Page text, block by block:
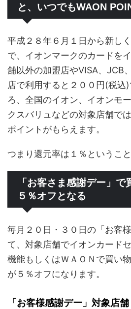
と、いつでもWAON
平成２８年６月１日から新し
で、イオンマークのカードを
舗以外の加盟店やVISA、JCB
店で利用すると２００円(税込
ろ、全国のイオン、イオンモ
クスバリュなどの対象店舗で
ポイントがもらえます。
つまり還元率は１％ということ
「お客さま感謝デー」で
５％オフとなる
毎月２０日・３０日の「お客
て、対象店舗でイオンカード
機能もしくはＷＡＯＮで買い
が５％オフになります。
「お客様感謝デー」対象店舗